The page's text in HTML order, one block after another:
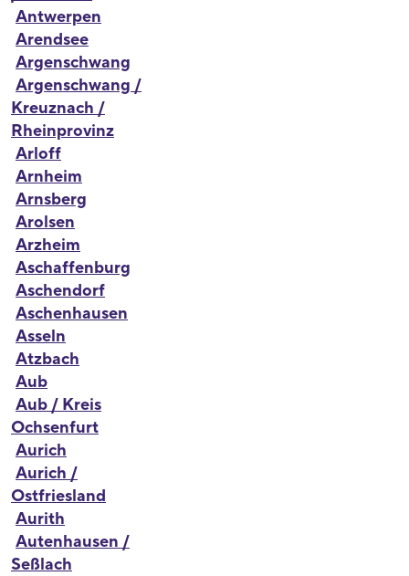
Antwerpen
Arendsee
Argenschwang
Argenschwang /
Kreuznach /
Rheinprovinz
Arloff
Arnheim
Arnsberg
Arolsen
Arzheim
Aschaffenburg
Aschendorf
Aschenhausen
Asseln
Atzbach
Aub
Aub / Kreis
Ochsenfurt
Aurich
Aurich /
Ostfriesland
Aurith
Autenhausen /
Seßlach